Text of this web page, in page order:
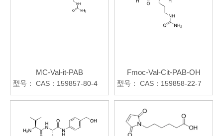
MC-Val-it-PAB
型号： CAS：159857-80-4
Fmoc-Val-Cit-PAB-OH
型号： CAS：159858-22-7